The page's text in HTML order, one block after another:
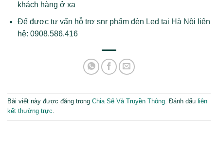
khách hàng ở xa
Để được tư vấn hỗ trợ snr phẩm đèn Led tại Hà Nội liên
hệ: 0908.586.416
Bài viết này được đăng trong Chia Sẽ Và Truyền Thông . Đánh dấu liên
kết thường trực